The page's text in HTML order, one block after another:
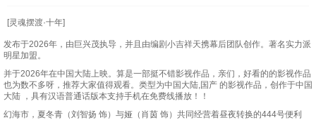
[灵魂摆渡·十年]
发布于2026年，由巨兴茂执导，并且由编剧小吉祥天携幕后团队创作。著名实力派
明星加盟。
并于2026年在中国大陆上映。算是一部挺不错影视作品，亲们，好看的的影视作品
也为数不多呀，推荐大家值得观看。类型为中国大陆,国产 的影视作品，创作于中国
大陆 ，具有汉语普通话版本支持手机在免费线播放！！
幻海市，夏冬青（刘智扬 饰）与娅（肖茵 饰）共同经营着昼夜转换的444号便利